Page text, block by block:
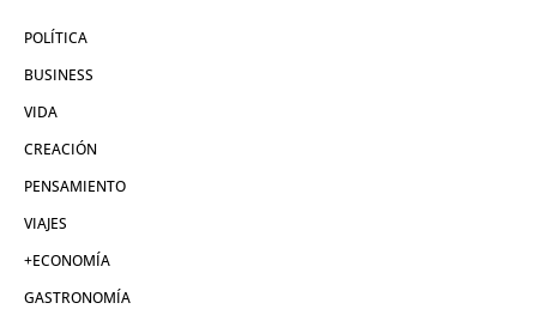
POLÍTICA
BUSINESS
VIDA
CREACIÓN
PENSAMIENTO
VIAJES
+ECONOMÍA
GASTRONOMÍA